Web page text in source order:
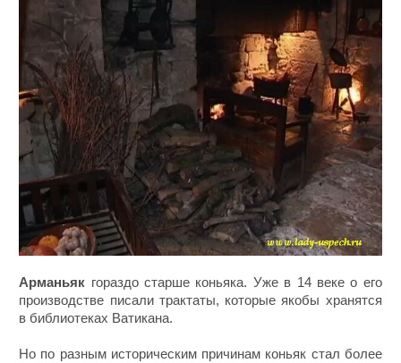
Арманьяк гораздо старше коньяка. Уже в 14 веке о его
производстве писали трактаты, которые якобы хранятся
в библиотеках Ватикана.
Но по разным историческим причинам коньяк стал более